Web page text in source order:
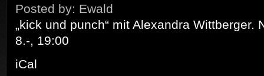
Posted by: Ewald
„kick und punch“ mit Alexandra Wittberger.
8.-, 19:00
iCal